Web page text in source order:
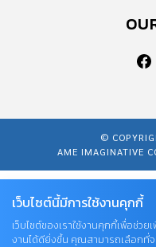
©
AME IMAGINATIVE
เว็บไซต์นี้มีการใช้งานคุกกี้
เว็บไซต์ของเราใช้งานคุกกี้เพื่อช่ว
งานได้ดียิ่งขึ้น คุณสามารถเลือกที่จ